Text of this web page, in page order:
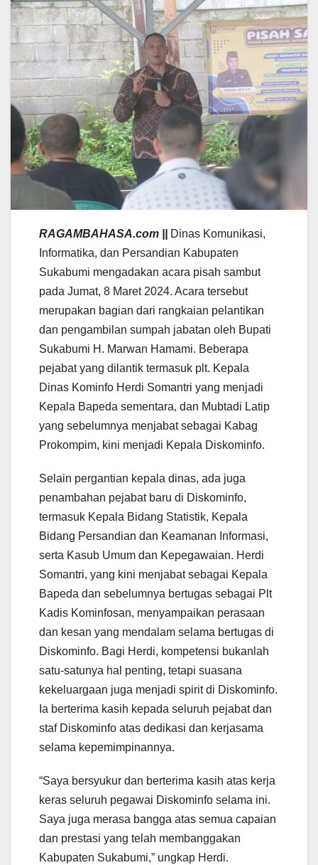
RAGAMBAHASA.com ||
Dinas Komunikasi,
Informatika, dan Persandian Kabupaten
Sukabumi mengadakan acara pisah sambut
pada Jumat, 8 Maret 2024. Acara tersebut
merupakan bagian dari rangkaian pelantikan
dan pengambilan sumpah jabatan oleh Bupati
Sukabumi H. Marwan Hamami. Beberapa
pejabat yang dilantik termasuk plt. Kepala
Dinas Kominfo Herdi Somantri yang menjadi
Kepala Bapeda sementara, dan Mubtadi Latip
yang sebelumnya menjabat sebagai Kabag
Prokompim, kini menjadi Kepala Diskominfo.
Selain pergantian kepala dinas, ada juga
penambahan pejabat baru di Diskominfo,
termasuk Kepala Bidang Statistik, Kepala
Bidang Persandian dan Keamanan Informasi,
serta Kasub Umum dan Kepegawaian. Herdi
Somantri, yang kini menjabat sebagai Kepala
Bapeda dan sebelumnya bertugas sebagai Plt
Kadis Kominfosan, menyampaikan perasaan
dan kesan yang mendalam selama bertugas di
Diskominfo. Bagi Herdi, kompetensi bukanlah
satu-satunya hal penting, tetapi suasana
kekeluargaan juga menjadi spirit di Diskominfo.
Ia berterima kasih kepada seluruh pejabat dan
staf Diskominfo atas dedikasi dan kerjasama
selama kepemimpinannya.
“Saya bersyukur dan berterima kasih atas kerja
keras seluruh pegawai Diskominfo selama ini.
Saya juga merasa bangga atas semua capaian
dan prestasi yang telah membanggakan
Kabupaten Sukabumi,” ungkap Herdi.